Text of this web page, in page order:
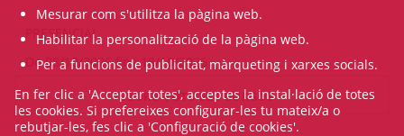
PRESENCIAL
De 08/10/2026 fins 18/10/2026
VEURE TOTS ELS CURSOS
Mesurar com s'utilitza la pàgina web.
Habilitar la personalització de la pàgina web.
Per a funcions de publicitat, màrqueting i xarxes socials.
En fer clic a 'Acceptar totes', acceptes la instal·lació de totes
les cookies. Si prefereixes configurar-les tu mateix/a o
rebutjar-les, fes clic a 'Configuració de cookies'.